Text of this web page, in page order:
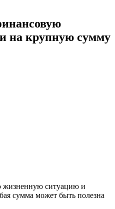
на крупную сумму
жизненную ситуацию и
сумма может быть полезна